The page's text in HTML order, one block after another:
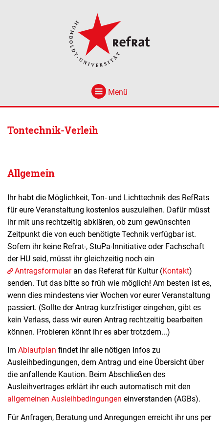
Menü
Tontechnik-Verleih
Allgemein
Ihr habt die Möglichkeit, Ton- und Lichttechnik des RefRats
für eure Veranstaltung kostenlos auszuleihen. Dafür müsst
ihr mit uns rechtzeitig abklären, ob zum gewünschten
Zeitpunkt die von euch benötigte Technik verfügbar ist.
Sofern ihr keine Refrat-, StuPa-Innitiative oder Fachschaft
der HU seid, müsst ihr gleichzeitig noch ein
Antragsformularan das Referat für Kultur (Kontakt)
senden. Tut das bitte so früh wie möglich! Am besten ist es,
wenn dies mindestens vier Wochen vor eurer Veranstaltung
passiert. (Sollte der Antrag kurzfristiger eingehen, gibt es
kein Verlass, dass wir euren Antrag rechtzeitig bearbeiten
können. Probieren könnt ihr es aber trotzdem...)
Im Ablaufplan findet ihr alle nötigen Infos zu
Ausleihbedingungen, dem Antrag und eine Übersicht über
die anfallende Kaution. Beim Abschließen des
Ausleihvertrages erklärt ihr euch automatisch mit den
allgemeinen Ausleihbedingungen einverstanden (AGBs).
Für Anfragen, Beratung und Anregungen erreicht ihr uns per